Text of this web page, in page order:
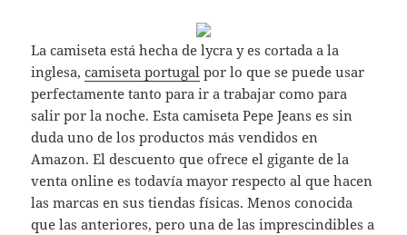
La camiseta está hecha de lycra y es cortada a la
inglesa,camiseta portugal por lo que se puede usar
perfectamente tanto para ir a trabajar como para
salir por la noche. Esta camiseta Pepe Jeans es sin
duda uno de los productos más vendidos en
Amazon. El descuento que ofrece el gigante de la
venta online es todavía mayor respecto al que hacen
las marcas en sus tiendas físicas. Menos conocida
que las anteriores, pero una de las imprescindibles a